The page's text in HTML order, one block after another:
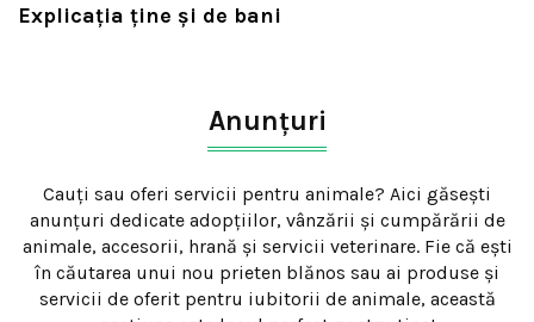
Explicația ține și de bani
Anunțuri
Cauți sau oferi servicii pentru animale? Aici găsești
anunțuri dedicate adopțiilor, vânzării și cumpărării de
animale, accesorii, hrană și servicii veterinare. Fie că ești
în căutarea unui nou prieten blănos sau ai produse și
servicii de oferit pentru iubitorii de animale, această